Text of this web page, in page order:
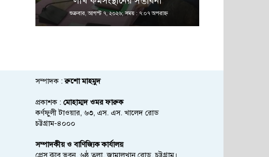
শুক্রবার, আগস্ট ৭, ২০২৬; সময় : ৭:০৭ অপরাহ্ণ
সম্পাদক :রুশো মাহমুদ
প্রকাশক : মোহাম্মদ ওমর ফারুক
কর্ণফুলী টাওয়ার, ৬৩, এস. এস. খালেদ রোড
চট্টগ্রাম-৪০০০
সম্পাদকীয় ও বাণিজ্যিক কার্যালয়
প্রেস ক্লাব ভবন, ৬ষ্ঠ তলা, জামালখান রোড, চট্টগ্রাম।